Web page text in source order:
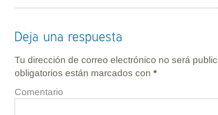
Tu dirección de correo electrónico no será
obligatorios están marcados con *
Comentario